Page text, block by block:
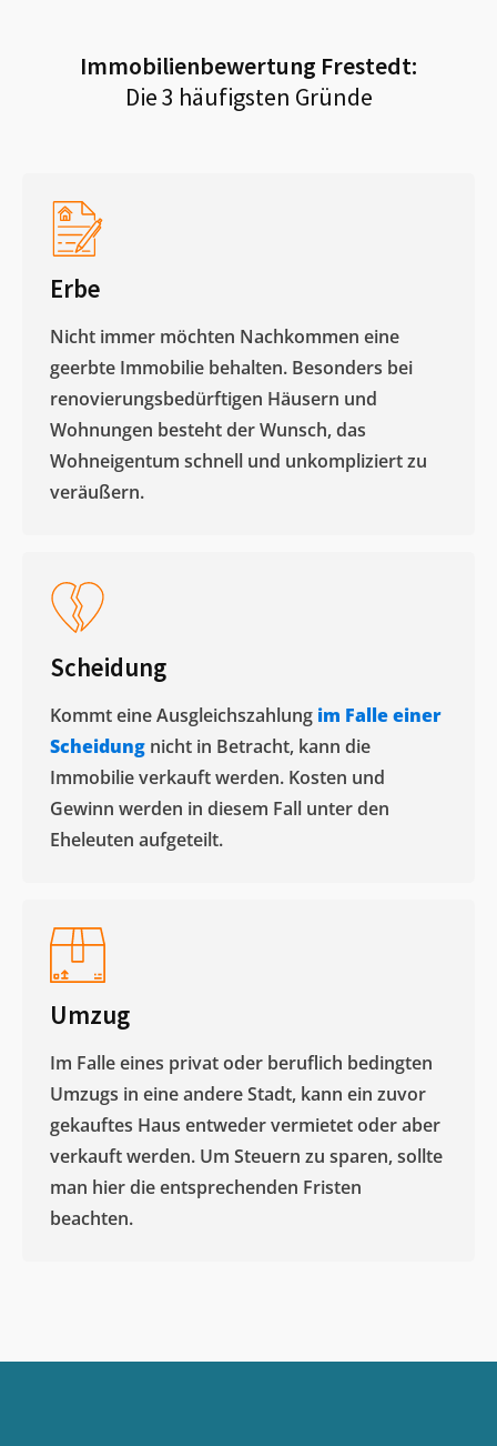
Immobilienbewertung Frestedt:
Die 3 häufigsten Gründe
Erbe
Nicht immer möchten Nachkommen eine
geerbte Immobilie behalten. Besonders bei
renovierungsbedürftigen Häusern und
Wohnungen besteht der Wunsch, das
Wohneigentum schnell und unkompliziert zu
veräußern. ​
Scheidung
Kommt eine Ausgleichszahlung im Falle einer
Scheidung nicht in Betracht, kann die
Immobilie verkauft werden. Kosten und
Gewinn werden in diesem Fall unter den
Eheleuten aufgeteilt.​
Umzug
Im Falle eines privat oder beruflich bedingten
Umzugs in eine andere Stadt, kann ein zuvor
gekauftes Haus entweder vermietet oder aber
verkauft werden. Um Steuern zu sparen, sollte
man hier die entsprechenden Fristen
beachten.